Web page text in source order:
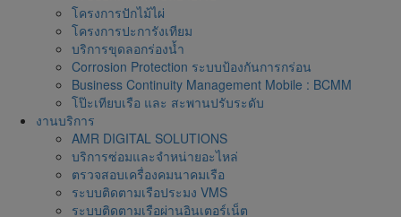
โครงการปักไม้ไผ่
โครงการปะการังเทียม
บริการขุดลอกร่องน้ำ
Corrosion Protection ระบบป้องกันการกร่อน
Business Continuity Management Mobile : BCMM
โป๊ะเทียบเรือ และ สะพานปรับระดับ
งานบริการ
AMR DIGITAL SOLUTIONS
บริการซ่อมและจำหน่ายอะไหล่
ตรวจสอบเครื่องคมนาคมเรือ
ระบบติดตามเรือประมง VMS
ระบบติดตามเรือผ่านอินเตอร์เน็ต